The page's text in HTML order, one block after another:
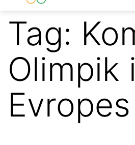
Tag:
Olimpik i
Evropes